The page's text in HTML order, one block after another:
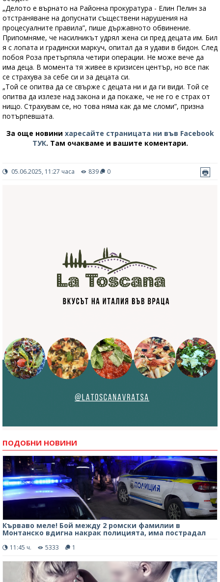
„Делото е върнато на Районна прокуратура - Елин Пелин за
отстраняване на допуснати съществени нарушения на
процесуалните правила”, пише държавното обвинение.
Припомняме, че насилникът удрял жена си пред децата им. Бил
я с лопата и градински маркуч, опитал да я удави в бидон. След
побоя Роза претърпяла четири операции. Не може вече да
има деца. В момента тя живее в кризисен център, но все пак
се страхува за себе си и за децата си.
„Той се опитва да се свърже с децата ни и да ги види. Той се
опитва да излезе над закона и да покаже, че не го е страх от
нищо. Страхувам се, но това няма как да ме сломи”, призна
потърпевшата.
За още новини харесайте страницата ни във Facebook
ТУК. Там очакваме и вашите коментари.
05.06.2025, 11:27 часа 839 0
ПОДОБНИ НОВИНИ
Кърваво меле! Бой между 2 ромски фамилии в
Монтанско вдигна накрак полицията, има пострадал
11:45 ч. 5333 1